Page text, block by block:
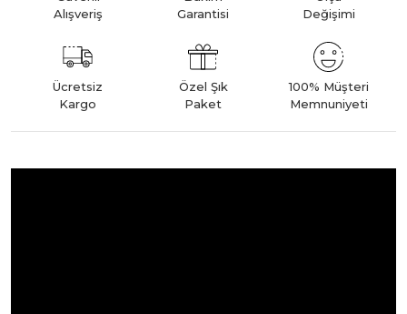
Alışveriş
Garantisi
Değişimi
Ücretsiz
Kargo
Özel Şık
Paket
100% Müşteri
Memnuniyeti